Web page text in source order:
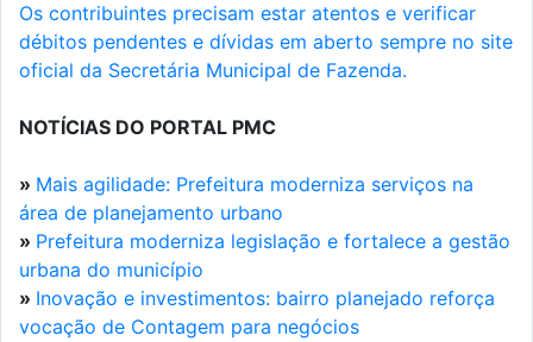
Os contribuintes precisam estar atentos e verificar
débitos pendentes e dívidas em aberto sempre no site
oficial da Secretária Municipal de Fazenda.
NOTÍCIAS DO PORTAL PMC
» Mais agilidade: Prefeitura moderniza serviços na
área de planejamento urbano
» Prefeitura moderniza legislação e fortalece a gestão
urbana do município
» Inovação e investimentos: bairro planejado reforça
vocação de Contagem para negócios